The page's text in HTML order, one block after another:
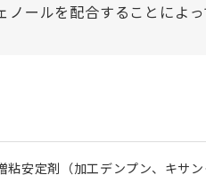
ールを配合することによ
粘安定剤（加工デンプン、キサ